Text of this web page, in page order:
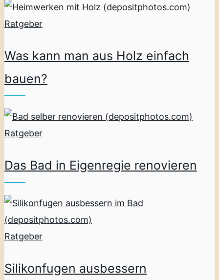
Ratgeber
Was kann man aus Holz einfach
bauen?
Ratgeber
Das Bad in Eigenregie renovieren
Ratgeber
Silikonfugen ausbessern